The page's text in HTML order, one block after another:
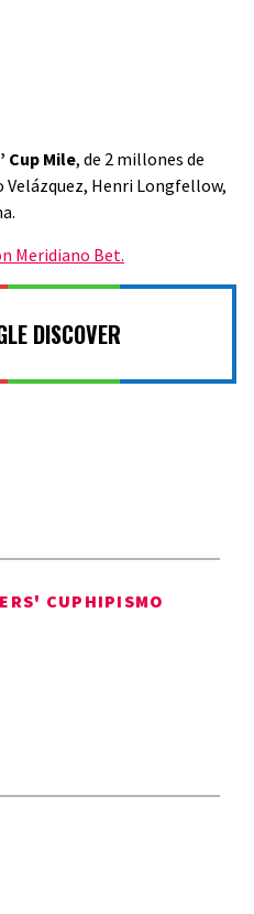
Cup Mile, de 2 millones de
Henri Longfellow,
Meridiano Bet.
DISCOVER
CUPHIPISMO